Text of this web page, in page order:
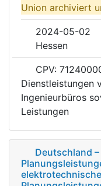
Union archiviert
2024-05-02
Hessen
CPV:
Dienstleistungen
Ingenieurbüros
Leistungen
Deutschland